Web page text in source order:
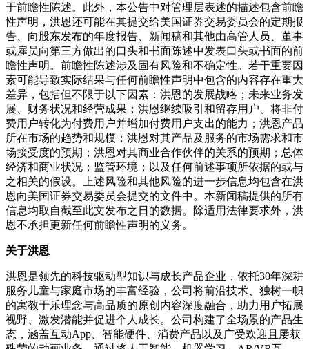
于前瞻性陈述。此外，本公告中对管理层表述的描述包含前瞻
性声明，洪恩还可能在其提交给美国证券交易委员会的定期报
告、向股东发布的年度报告、新闻稿和其他由高管人员、董事
或雇员向第三方做出的口头和书面陈述中发表口头或书面的前
瞻性声明。前瞻性陈述涉及固有风险和不确定性。若干重要因
素可能导致实际结果与任何前瞻性声明中包含的内容存在重大
差异，包括但不限于以下因素：洪恩的发展战略；未来业务发
展、财务状况和经营成果；洪恩继续吸引和留存用户、将非付
费用户转化为付费用户并增加付费用户支出的能力；洪恩产品
所在市场的趋势和规模；洪恩对其产品及服务的市场需求和市
场接受度的预期；洪恩对其商业合作伙伴的关系的预期；总体
经济和商业状况；监管环境；以及任何前述事项所依据的或与
之相关的假设。上述风险和其他风险的进一步信息均包含在洪
恩向美国证券交易委员会提交的文件中。本新闻稿提供的所有
信息均取自截至此文发布之日的数据。除适用法律要求外，洪
恩不承担更新任何前瞻性声明的义务。
关于洪恩
洪恩是领先的科技驱动型知识与成长产品企业，依托30年深耕
服务儿童与家庭市场的丰富经验，公司将前沿技术、独树一帜
的寓教于乐理念与高品质的原创内容深度融合，助力用户拓展
视野、激发潜能并促进个人成长。公司构建了全场景的产品生
态，涵盖互动App、智能硬件、消费产品以及广受欢迎且屡获